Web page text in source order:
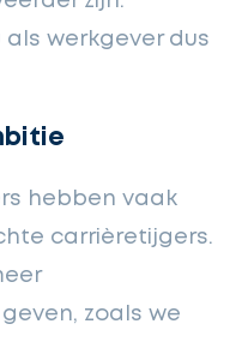
werkgever dus
hebben vaak
carrièretijgers.
zoals we